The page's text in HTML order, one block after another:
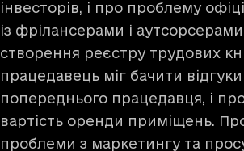
інвесторів, і про проблему
із фрілансерами і
створення реєстру трудових
працедавець міг бачити відгуки
попереднього працедавця, і
вартість оренди приміщень.
проблеми з маркетингу та